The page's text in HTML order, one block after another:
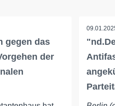
gegen das
der